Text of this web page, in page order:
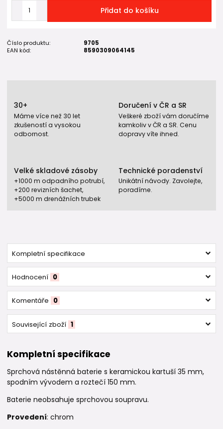
Přidat do košíku
Číslo produktu:
9705
EAN kód:
8590309064145
30+
Máme více než 30 let
zkušeností a vysokou
odbornost.
Doručení v ČR a SR
Veškeré zboží vám doručíme
kamkoliv v ČR a SR. Cenu
dopravy víte ihned.
Velké skladové zásoby
+1000 m odpadního potrubí,
+200 revizních šachet,
+5000 m drenážních trubek
Technické poradenství
Unikátní návody. Zavolejte,
poradíme.
Kompletní specifikace
Hodnocení 0
Komentáře 0
Související zboží 1
Kompletní specifikace
Sprchová nástěnná baterie s keramickou kartuší 35 mm,
spodním vývodem a roztečí 150 mm.
Baterie neobsahuje sprchovou soupravu.
Provedení: chrom